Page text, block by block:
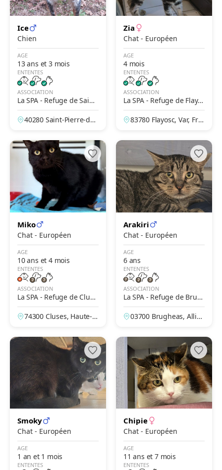
Ice
Chien
AGE
13 ans et 3 mois
ENTENTES
ASSOCIATION
La SPA - Refuge de Saint-
Pierre-du-Mont – Mont-d
e-Marsan
40280 Saint-Pierre-du-
Zia
Chat - Européen
AGE
4 mois
ENTENTES
ASSOCIATION
La SPA - Refuge de Flayo
sc – Draguignan
83780 Flayosc, Var, Fra
Miko
Chat - Européen
AGE
10 ans et 4 mois
ENTENTES
ASSOCIATION
La SPA - Refuge de Cluse
s – De La Vallée Blanche
74300 Cluses, Haute-S
Arakiri
Chat - Européen
AGE
6 ans
ENTENTES
ASSOCIATION
La SPA - Refuge de Brug
heas – Vichy
03700 Brugheas, Allier,
Smoky
Chat - Européen
AGE
1 an et 1 mois
ENTENTES
Chipie
Chat - Européen
AGE
11 ans et 7 mois
ENTENTES